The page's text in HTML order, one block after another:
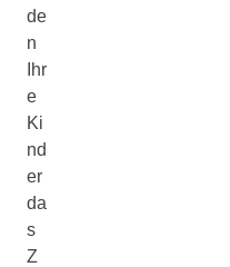
de
n
Ihr
e
Ki
nd
er
da
s
Z